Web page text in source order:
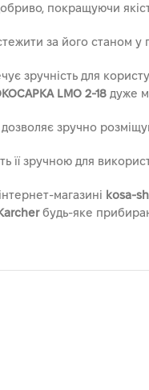
покращуючи
за його станом у
зручність для
LMO 2-18 дуже
зручно
зручною для
магазині kosa-
будь-яке